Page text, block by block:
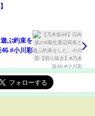
ぶ約束を
#小川彩